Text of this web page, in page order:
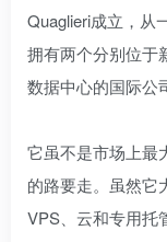
Quaglieri成立，从
拥有两个分别位于
数据中心的国际公
它虽不是市场上最
的路要走。虽然它
VPS、云和专用托